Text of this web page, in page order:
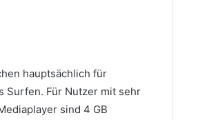
hauptsächlich für
Surfen. Für Nutzer mit sehr
sind 4 GB